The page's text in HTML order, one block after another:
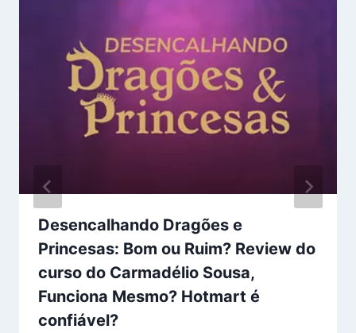
Desencalhando Dragões e
Princesas: Bom ou Ruim? Review do
curso do Carmadélio Sousa,
Funciona Mesmo? Hotmart é
confiável?